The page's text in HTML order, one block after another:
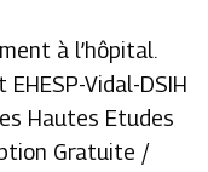
à l’hôpital.
Vidal-DSIH
Hautes Etudes
Gratuite /